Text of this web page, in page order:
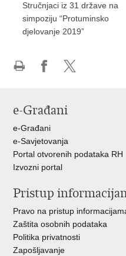
Stručnjaci iz 31 države na
simpoziju “Protuminsko
djelovanje 2019”
Facebooku
X-
e-Građani
e-Građani
e-Savjetovanja
Portal otvorenih podataka RH
Izvozni portal
Pristup
Pravo na pristup
Zaštita osobnih podataka
Politika privatnosti
Zapošljavanje